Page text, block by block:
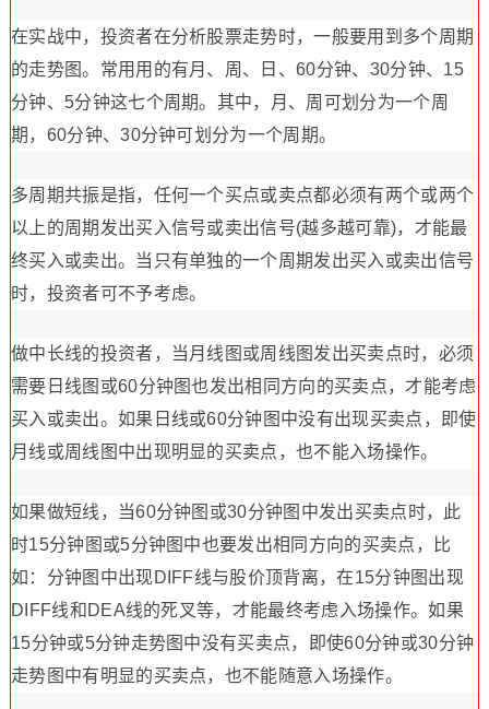
在实战中，投资者在分析股票走势时，一般要用到多个周期
的走势图。常用用的有月、周、日、60分钟、30分钟、15
分钟、5分钟这七个周期。其中，月、周可划分为一个周
期，60分钟、30分钟可划分为一个周期。
多周期共振是指，任何一个买点或卖点都必须有两个或两个
以上的周期发出买入信号或卖出信号(越多越可靠)，才能最
终买入或卖出。当只有单独的一个周期发出买入或卖出信号
时，投资者可不予考虑。
做中长线的投资者，当月线图或周线图发出买卖点时，必须
需要日线图或60分钟图也发出相同方向的买卖点，才能考虑
买入或卖出。如果日线或60分钟图中没有出现买卖点，即使
月线或周线图中出现明显的买卖点，也不能入场操作。
如果做短线，当60分钟图或30分钟图中发出买卖点时，此
时15分钟图或5分钟图中也要发出相同方向的买卖点，比
如：分钟图中出现DIFF线与股价顶背离，在15分钟图出现
DIFF线和DEA线的死叉等，才能最终考虑入场操作。如果
15分钟或5分钟走势图中没有买卖点，即使60分钟或30分钟
走势图中有明显的买卖点，也不能随意入场操作。